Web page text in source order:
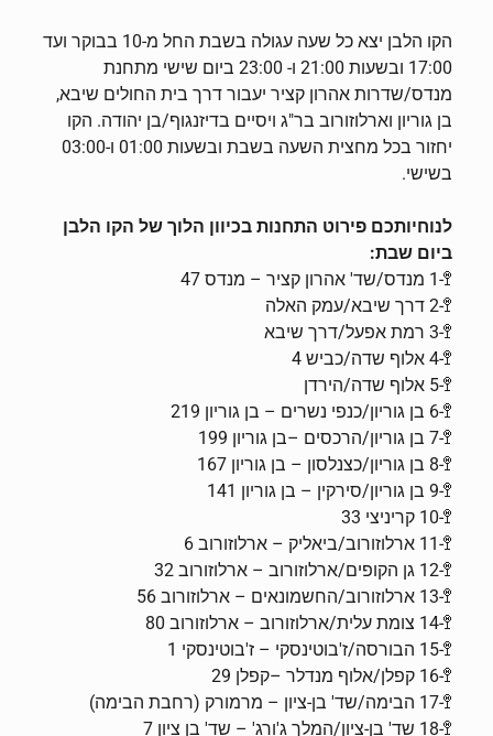
הקו הלבן יצא כל שעה עגולה בשבת החל מ-10 בבוקר ועד
17:00 ובשעות 21:00 ו- 23:00 ביום שישי מתחנת
מנדס/שדרות אהרון קציר יעבור דרך בית החולים שיבא,
בן גוריון וארלוזורוב בר"ג ויסיים בדיזנגוף/בן יהודה. הקו
יחזור בכל מחצית השעה בשבת ובשעות 01:00 ו-03:00
בשישי.
לנוחיותכם פירוט התחנות בכיוון הלוך של הקו הלבן
ביום שבת:
🚏-1 מנדס/שד' אהרון קציר – מנדס 47
🚏-2 דרך שיבא/עמק האלה
🚏-3 רמת אפעל/דרך שיבא
🚏-4 אלוף שדה/כביש 4
🚏-5 אלוף שדה/הירדן
🚏-6 בן גוריון/כנפי נשרים – בן גוריון 219
🚏-7 בן גוריון/הרכסים –בן גוריון 199
🚏-8 בן גוריון/כצנלסון – בן גוריון 167
🚏-9 בן גוריון/סירקין – בן גוריון 141
🚏-10 קריניצי 33
🚏-11 ארלוזורוב/ביאליק – ארלוזורוב 6
🚏-12 גן הקופים/ארלוזורוב – ארלוזורוב 32
🚏-13 ארלוזורוב/החשמונאים – ארלוזורוב 56
🚏-14 צומת עלית/ארלוזורוב – ארלוזורוב 80
🚏-15 הבורסה/ז'בוטינסקי – ז'בוטינסקי 1
🚏-16 קפלן/אלוף מנדלר –קפלן 29
🚏-17 הבימה/שד' בן-ציון – מרמורק (רחבת הבימה)
🚏-18 שד' בן-ציון/המלך ג'ורג' – שד' בן ציון 7